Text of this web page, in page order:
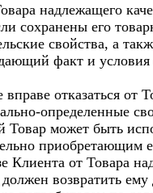
надлежащего
сохранены его
свойства, а
факт и условия
вправе отказаться от
определенные
Товар может быть
приобретающим
Клиента от Товара
возвратить